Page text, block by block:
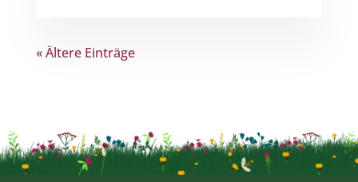
« Ältere Einträge